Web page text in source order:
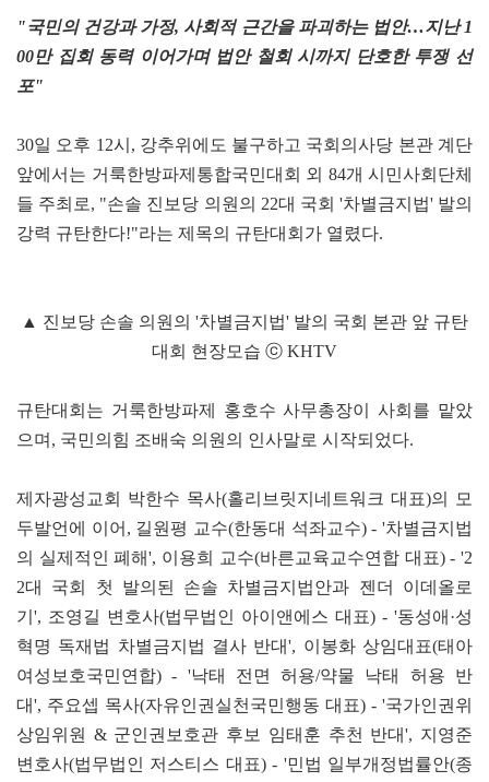
"국민의 건강과 가정, 사회적 근간을 파괴하는 법안…지난 1
00만 집회 동력 이어가며 법안 철회 시까지 단호한 투쟁 선
포"
30일 오후 12시, 강추위에도 불구하고 국회의사당 본관 계단
앞에서는 거룩한방파제통합국민대회 외 84개 시민사회단체
들 주최로, "손솔 진보당 의원의 22대 국회 '차별금지법' 발의
강력 규탄한다!"라는 제목의 규탄대회가 열렸다.
▲ 진보당 손솔 의원의 '차별금지법' 발의 국회 본관 앞 규탄
대회 현장모습 ⓒ KHTV
규탄대회는 거룩한방파제 홍호수 사무총장이 사회를 맡았
으며, 국민의힘 조배숙 의원의 인사말로 시작되었다.
제자광성교회 박한수 목사(홀리브릿지네트워크 대표)의 모
두발언에 이어, 길원평 교수(한동대 석좌교수) - '차별금지법
의 실제적인 폐해', 이용희 교수(바른교육교수연합 대표) - '2
2대 국회 첫 발의된 손솔 차별금지법안과 젠더 이데올로
기', 조영길 변호사(법무법인 아이앤에스 대표) - '동성애·성
혁명 독재법 차별금지법 결사 반대', 이봉화 상임대표(태아
여성보호국민연합) - '낙태 전면 허용/약물 낙태 허용 반
대', 주요셉 목사(자유인권실천국민행동 대표) - '국가인권위
상임위원 & 군인권보호관 후보 임태훈 추천 반대', 지영준
변호사(법무법인 저스티스 대표) - '민법 일부개정법률안(종